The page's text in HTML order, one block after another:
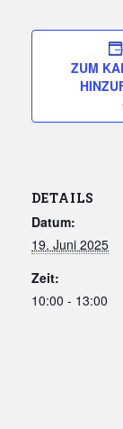
ZUM
DETAILS
Datum:
19. Juni 2025
Zeit:
10:00 - 13:00